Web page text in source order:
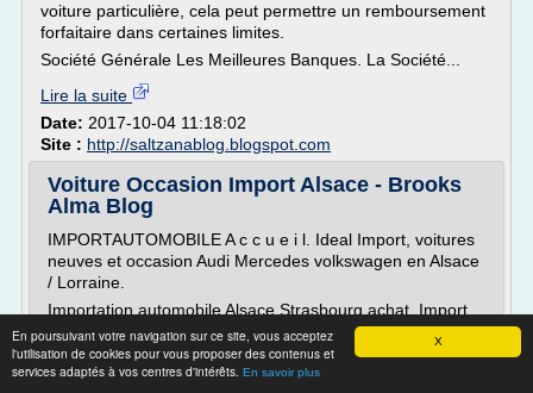
X
En poursuivant votre navigation sur ce site, vous acceptez
l'utilisation de cookies pour vous proposer des contenus et
services adaptés à vos centres d'intérêts. En savoir plus
voiture particulière, cela peut permettre un remboursement
forfaitaire dans certaines limites.
Société Générale Les Meilleures Banques. La Société...
Lire la suite
Date: 2017-10-04 11:18:02
Site : http://saltzanablog.blogspot.com
Voiture Occasion Import Alsace - Brooks
Alma Blog
IMPORTAUTOMOBILE A c c u e i l. Ideal Import, voitures
neuves et occasion Audi Mercedes volkswagen en Alsace
/ Lorraine.
Importation automobile Alsace Strasbourg achat. Import
automobile en Alsace proche de Strasbourg. Vente de
voitures neuves et d'occasion à Wasselonne près de
Strasbourg (BasRhin, 67). KImport vous propose des